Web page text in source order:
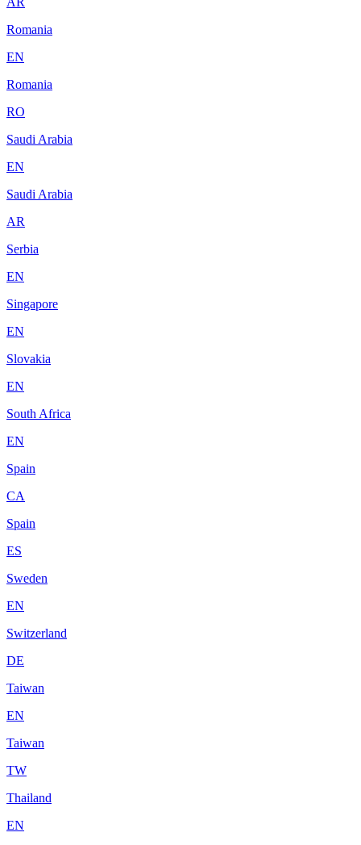
Romania
EN
Romania
RO
Saudi Arabia
EN
Saudi Arabia
AR
Serbia
EN
Singapore
EN
Slovakia
EN
South Africa
EN
Spain
CA
Spain
ES
Sweden
EN
Switzerland
DE
Taiwan
EN
Taiwan
TW
Thailand
EN